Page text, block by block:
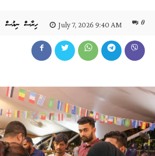
ހިރާސް ނިއުސް July 7, 2026 9:40 AM 0